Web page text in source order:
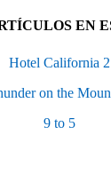
EN
Hotel California 2
on the
9 to 5